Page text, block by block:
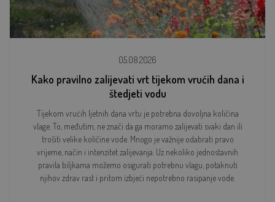
05.08.2026
Kako pravilno zalijevati vrt tijekom vrućih dana i
štedjeti vodu
Tijekom vrućih ljetnih dana vrtu je potrebna dovoljna količina
vlage. To, međutim, ne znači da ga moramo zalijevati svaki dan ili
trošiti velike količine vode. Mnogo je važnije odabrati pravo
vrijeme, način i intenzitet zalijevanja. Uz nekoliko jednostavnih
pravila biljkama možemo osigurati potrebnu vlagu, potaknuti
njihov zdrav rast i pritom izbjeći nepotrebno rasipanje vode.